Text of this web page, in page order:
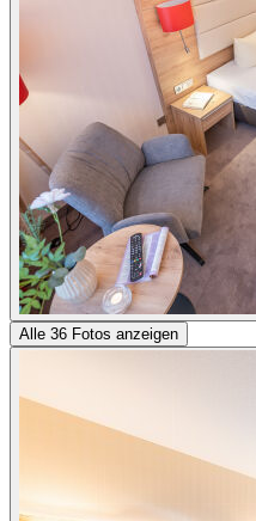
Alle 36 Fotos anzeigen